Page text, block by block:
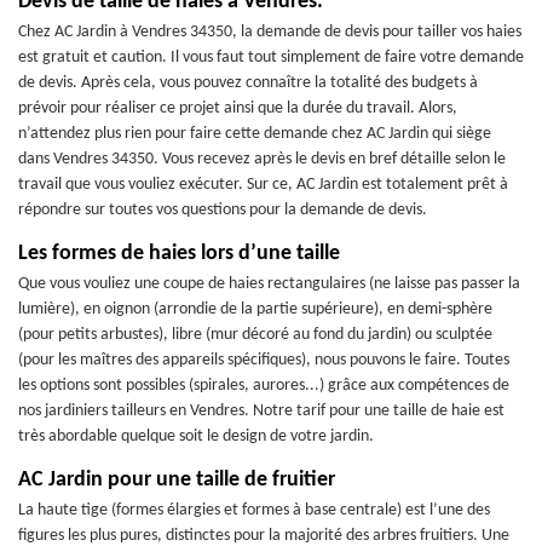
Chez AC Jardin à Vendres 34350, la demande de devis pour tailler vos haies
est gratuit et caution. Il vous faut tout simplement de faire votre demande
de devis. Après cela, vous pouvez connaître la totalité des budgets à
prévoir pour réaliser ce projet ainsi que la durée du travail. Alors,
n’attendez plus rien pour faire cette demande chez AC Jardin qui siège
dans Vendres 34350. Vous recevez après le devis en bref détaille selon le
travail que vous vouliez exécuter. Sur ce, AC Jardin est totalement prêt à
répondre sur toutes vos questions pour la demande de devis.
Les formes de haies lors d’une taille
Que vous vouliez une coupe de haies rectangulaires (ne laisse pas passer la
lumière), en oignon (arrondie de la partie supérieure), en demi-sphère
(pour petits arbustes), libre (mur décoré au fond du jardin) ou sculptée
(pour les maîtres des appareils spécifiques), nous pouvons le faire. Toutes
les options sont possibles (spirales, aurores...) grâce aux compétences de
nos jardiniers tailleurs en Vendres. Notre tarif pour une taille de haie est
très abordable quelque soit le design de votre jardin.
AC Jardin pour une taille de fruitier
La haute tige (formes élargies et formes à base centrale) est l’une des
figures les plus pures, distinctes pour la majorité des arbres fruitiers. Une